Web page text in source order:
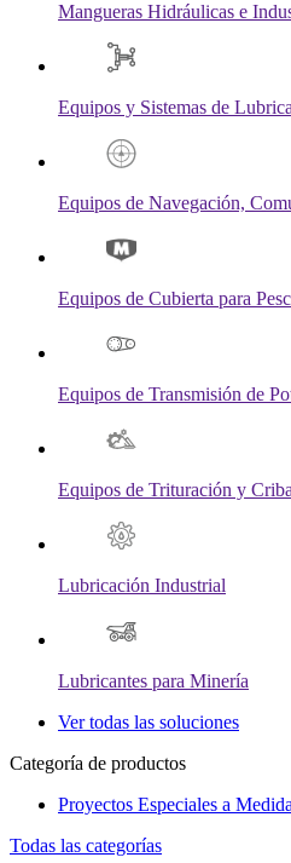
Mangueras Hidráulicas e
Equipos y Sistemas de
Equipos de Navegación,
Equipos de Cubierta para
Equipos de Transmisión de
Equipos de Trituración y
Lubricación Industrial
Lubricantes para Minería
Ver todas las soluciones
Categoría de productos
Proyectos Especiales a Medida
Todas las categorías